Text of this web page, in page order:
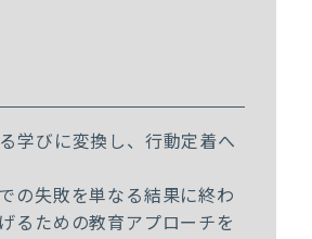
学びに変換し、行動定着へ
の失敗を単なる結果に終わ
るための教育アプローチを